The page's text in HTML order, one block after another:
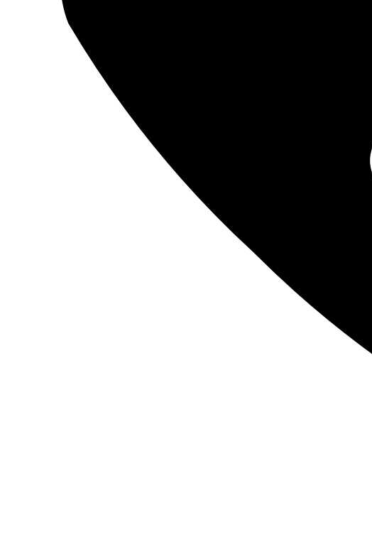
Nós utilizamos cookies para garantir que você tenha a melhor experiência em